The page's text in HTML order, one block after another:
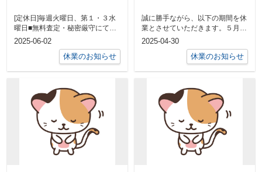
[定休日]毎週火曜日、第１・３水
曜日■無料査定・秘密厳守にてご
対応させていただきます■毛呂山
2025-06-02
休業のお知らせ
誠に勝手ながら、以下の期間を休
業とさせていただきます。５月３
日（土）～５月７日（水）尚、休
2025-04-30
休業のお知らせ